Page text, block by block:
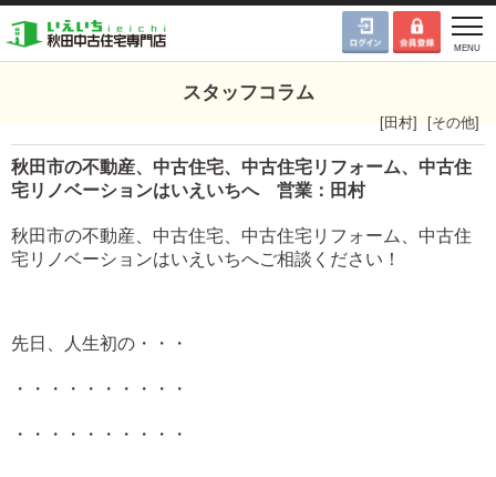
スタッフコラム
[田村] [その他]
秋田市の不動産、中古住宅、中古住宅リフォーム、中古住
宅リノベーションはいえいちへ 営業：田村
秋田市の不動産、中古住宅、中古住宅リフォーム、中古住
宅リノベーションはいえいちへご相談ください！
先日、人生初の・・・
・・・・・・・・・・
・・・・・・・・・・